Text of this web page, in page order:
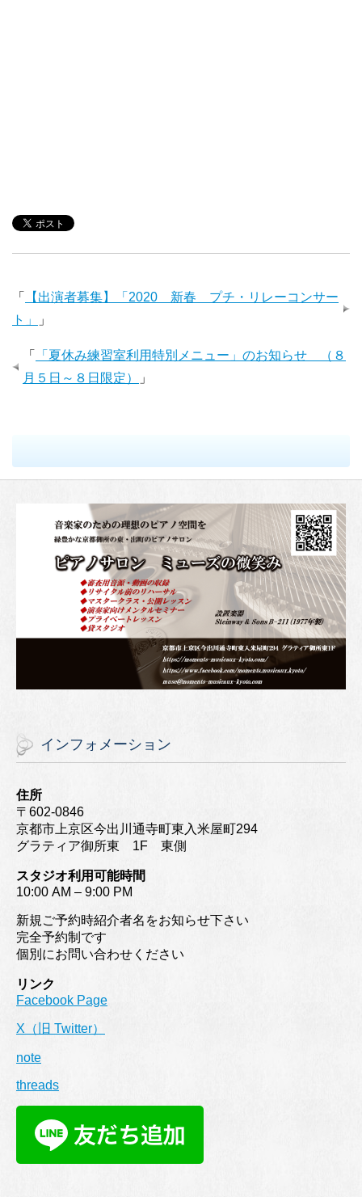
「
【出演者募集】「2020 新春 プチ・リレーコンサー
ト」
」
「
「夏休み練習室利用特別メニュー」のお知らせ （８
月５日～８日限定）
」
インフォメーション
住所
〒602-0846
京都市上京区今出川通寺町東入米屋町294
グラティア御所東 1F 東側
スタジオ利用可能時間
10:00 AM – 9:00 PM
新規ご予約時紹介者名をお知らせ下さい
完全予約制です
個別にお問い合わせください
リンク
Facebook Page
X（旧 Twitter）
note
threads